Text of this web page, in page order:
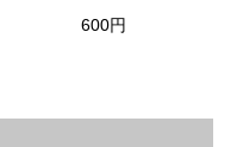
600円